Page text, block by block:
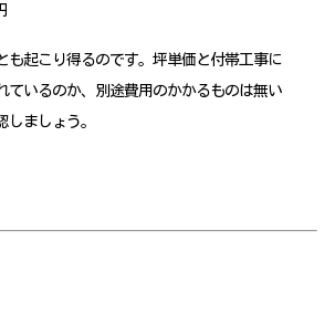
も起こり得るのです。坪単価と付帯工事に
ているのか、別途費用のかかるものは無い
しましょう。